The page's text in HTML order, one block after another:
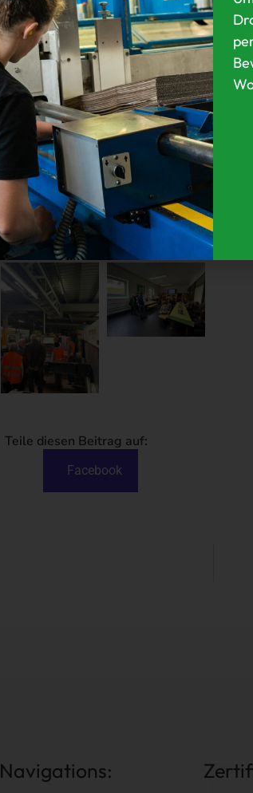
Teile diesen Beitrag auf:
Facebook
Navigations: